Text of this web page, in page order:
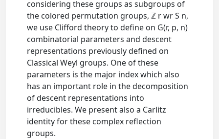
considering these groups as subgroups of
the colored permutation groups, ℤ r wr S n,
we use Clifford theory to define on G(r, p, n)
combinatorial parameters and descent
representations previously defined on
Classical Weyl groups. One of these
parameters is the major index which also
has an important role in the decomposition
of descent representations into
irreducibles. We present also a Carlitz
identity for these complex reflection
groups.